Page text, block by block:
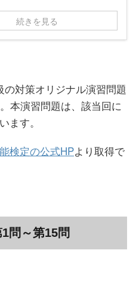
続きを見る
対策オリジナル演習問題
本演習問題は、該当回に
ます。
検定の公式HPより取得で
問～第15問